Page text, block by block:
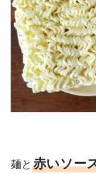
麺と 赤いソー